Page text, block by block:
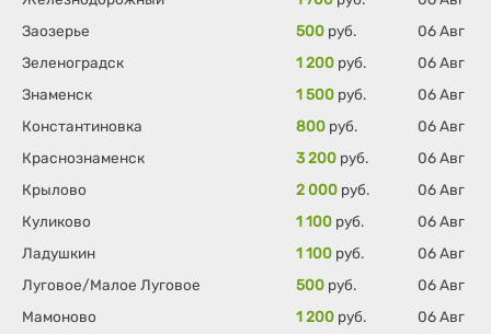
Заозерье
500 руб.
06 Авг
Зеленоградск
1 200 руб.
06 Авг
Знаменск
1 500 руб.
06 Авг
Константиновка
800 руб.
06 Авг
Краснознаменск
3 200 руб.
06 Авг
Крылово
2 000 руб.
06 Авг
Куликово
1 100 руб.
06 Авг
Ладушкин
1 100 руб.
06 Авг
Луговое/Малое Луговое
500 руб.
06 Авг
Мамоново
1 200 руб.
06 Авг